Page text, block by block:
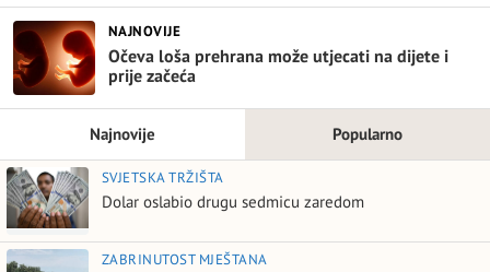
NAJNOVIJE
Očeva loša prehrana može utjecati na dijete i
prije začeća
Najnovije Popularno
SVJETSKA TRŽIŠTA
Dolar oslabio drugu sedmicu zaredom
ZABRINUTOST MJEŠTANA